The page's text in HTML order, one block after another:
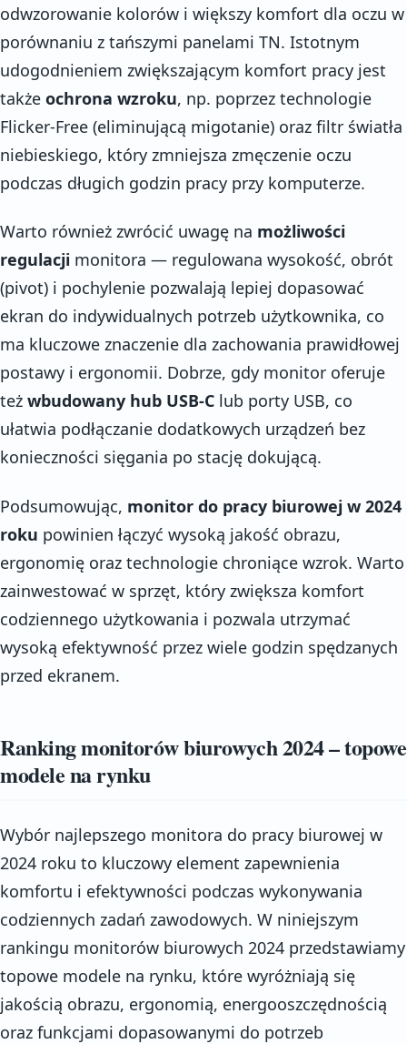
odwzorowanie kolorów i większy komfort dla oczu w
porównaniu z tańszymi panelami TN. Istotnym
udogodnieniem zwiększającym komfort pracy jest
także ochrona wzroku, np. poprzez technologie
Flicker-Free (eliminującą migotanie) oraz filtr światła
niebieskiego, który zmniejsza zmęczenie oczu
podczas długich godzin pracy przy komputerze.
Warto również zwrócić uwagę na możliwości
regulacji monitora — regulowana wysokość, obrót
(pivot) i pochylenie pozwalają lepiej dopasować
ekran do indywidualnych potrzeb użytkownika, co
ma kluczowe znaczenie dla zachowania prawidłowej
postawy i ergonomii. Dobrze, gdy monitor oferuje
też wbudowany hub USB-C lub porty USB, co
ułatwia podłączanie dodatkowych urządzeń bez
konieczności sięgania po stację dokującą.
Podsumowując, monitor do pracy biurowej w 2024
roku powinien łączyć wysoką jakość obrazu,
ergonomię oraz technologie chroniące wzrok. Warto
zainwestować w sprzęt, który zwiększa komfort
codziennego użytkowania i pozwala utrzymać
wysoką efektywność przez wiele godzin spędzanych
przed ekranem.
Ranking monitorów biurowych 2024 – topowe
modele na rynku
Wybór najlepszego monitora do pracy biurowej w
2024 roku to kluczowy element zapewnienia
komfortu i efektywności podczas wykonywania
codziennych zadań zawodowych. W niniejszym
rankingu monitorów biurowych 2024 przedstawiamy
topowe modele na rynku, które wyróżniają się
jakością obrazu, ergonomią, energooszczędnością
oraz funkcjami dopasowanymi do potrzeb